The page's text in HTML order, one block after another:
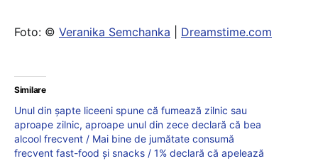
Foto: © Veranika Semchanka Dreamstime.com
Similare
Unul din șapte liceeni spune că fumează zilnic sau
aproape zilnic, aproape unul din zece declară că bea
alcool frecvent / Mai bine de jumătate consumă
frecvent fast-food și snacks / 1% declară că apelează